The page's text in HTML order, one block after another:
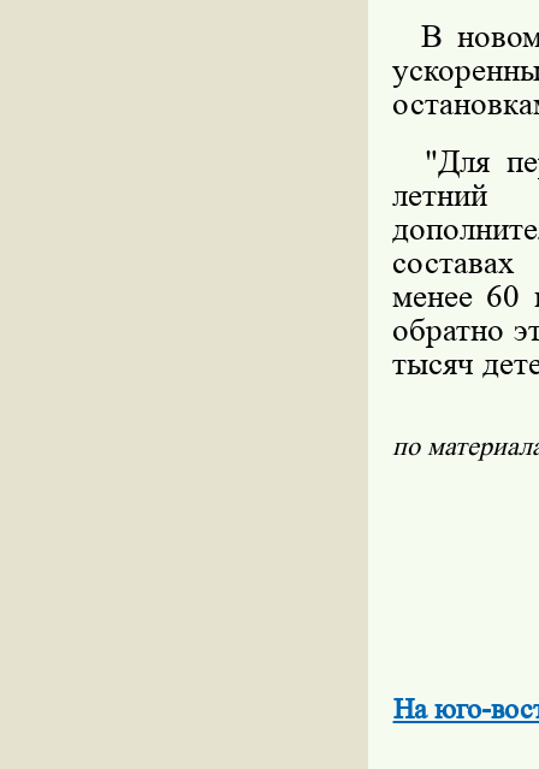
В новом
"Для
летний
менее 60
обратно
тысяч
по
На юго-